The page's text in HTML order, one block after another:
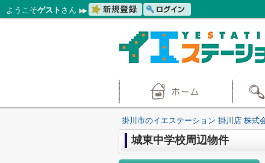
ようこそゲスト さん
掛川市のイエステーション 掛川店 株式
城東中学校周辺物件